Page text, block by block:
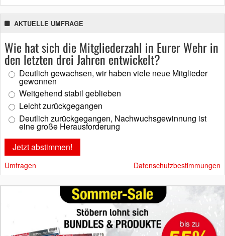
AKTUELLE UMFRAGE
Wie hat sich die Mitgliederzahl in Eurer Wehr in
den letzten drei Jahren entwickelt?
Deutlich gewachsen, wir haben viele neue Mitglieder
gewonnen
Weitgehend stabil geblieben
Leicht zurückgegangen
Deutlich zurückgegangen, Nachwuchsgewinnung ist
eine große Herausforderung
Umfragen Datenschutzbestimmungen